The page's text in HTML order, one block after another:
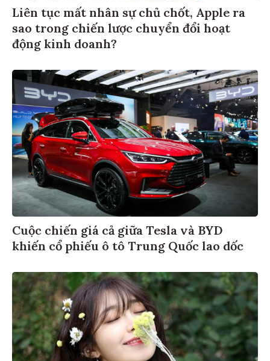
Liên tục mất nhân sự chủ chốt, Apple ra
sao trong chiến lược chuyển đổi hoạt
động kinh doanh?
Cuộc chiến giá cả giữa Tesla và BYD
khiến cổ phiếu ô tô Trung Quốc lao dốc